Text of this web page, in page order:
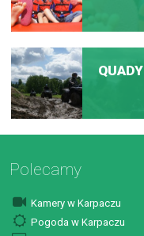
QUADY
Polecamy
Kamery w Karpaczu
Pogoda w Karpaczu